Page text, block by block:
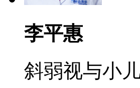
李平惠
斜弱视与小